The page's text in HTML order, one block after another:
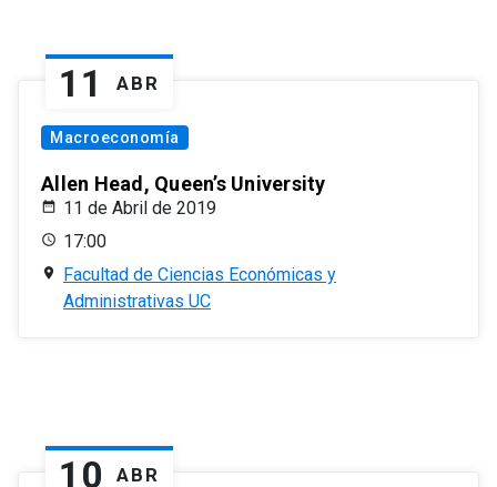
11 ABR
Macroeconomía
Allen Head, Queen’s University
11 de Abril de 2019
17:00
Facultad de Ciencias Económicas y
Administrativas UC
10 ABR